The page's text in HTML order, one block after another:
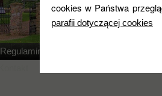
cookies w Państwa
parafii dotyczącej cookies
Regulamin cmentarza